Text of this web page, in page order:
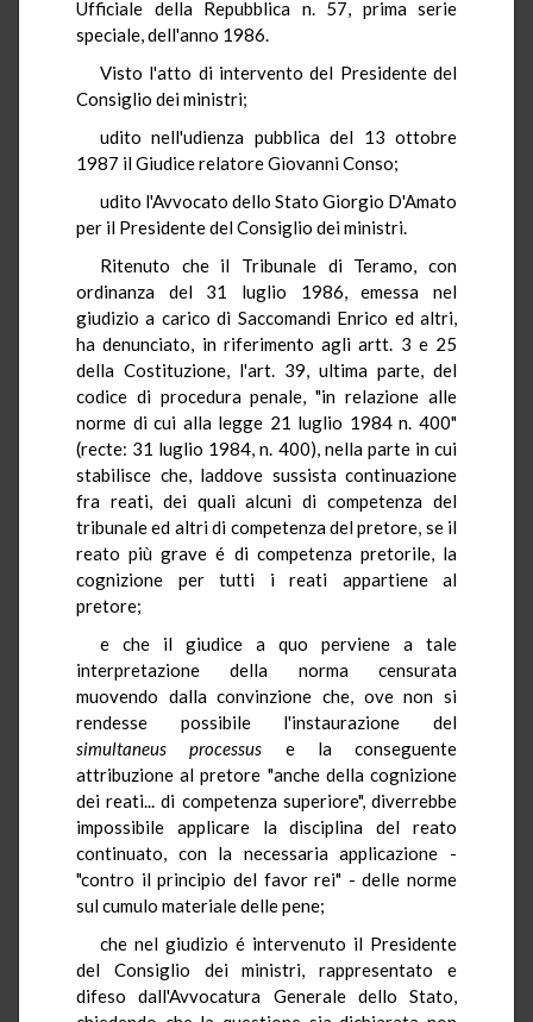
Ufficiale della Repubblica n. 57, prima serie
speciale, dell'anno 1986.
Visto l'atto di intervento del Presidente del
Consiglio dei ministri;
udito nell'udienza pubblica del 13 ottobre
1987 il Giudice relatore Giovanni Conso;
udito l'Avvocato dello Stato Giorgio D'Amato
per il Presidente del Consiglio dei ministri.
Ritenuto che il Tribunale di Teramo, con
ordinanza del 31 luglio 1986, emessa nel
giudizio a carico di Saccomandi Enrico ed altri,
ha denunciato, in riferimento agli artt. 3 e 25
della Costituzione, l'art. 39, ultima parte, del
codice di procedura penale, "in relazione alle
norme di cui alla legge 21 luglio 1984 n. 400"
(recte: 31 luglio 1984, n. 400), nella parte in cui
stabilisce che, laddove sussista continuazione
fra reati, dei quali alcuni di competenza del
tribunale ed altri di competenza del pretore, se il
reato più grave é di competenza pretorile, la
cognizione per tutti i reati appartiene al
pretore;
e che il giudice a quo perviene a tale
interpretazione della norma censurata
muovendo dalla convinzione che, ove non si
rendesse possibile l'instaurazione del
simultaneus processus e la conseguente
attribuzione al pretore "anche della cognizione
dei reati... di competenza superiore", diverrebbe
impossibile applicare la disciplina del reato
continuato, con la necessaria applicazione -
"contro il principio del favor rei" - delle norme
sul cumulo materiale delle pene;
che nel giudizio é intervenuto il Presidente
del Consiglio dei ministri, rappresentato e
difeso dall'Avvocatura Generale dello Stato,